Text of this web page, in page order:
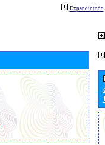
Expandir todo